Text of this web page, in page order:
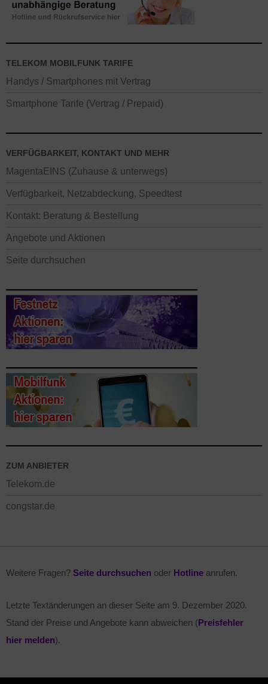
TELEKOM MOBILFUNK TARIFE
Handys / Smartphones mit Vertrag
Smartphone Tarife (Vertrag / Prepaid)
VERFÜGBARKEIT, KONTAKT UND MEHR
MagentaEINS (Zuhause & unterwegs)
Verfügbarkeit, Netzabdeckung, Speedtest
Kontakt: Beratung & Bestellung
Angebote und Aktionen
Seite durchsuchen
ZUM ANBIETER
Telekom.de
congstar.de
Weitere Fragen? Seite durchsuchen oder Hotline anrufen.
Letzte Textänderungen an dieser Seite am 9. Dezember 2020.
Stand der Preise und Angebote kann abweichen (Preisfehler
hier melden).